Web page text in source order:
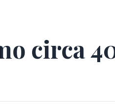
circa